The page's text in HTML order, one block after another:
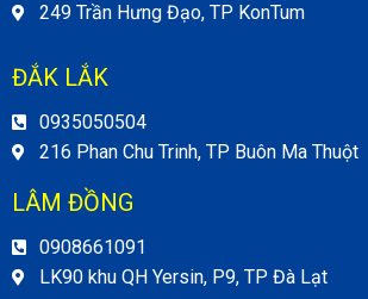
249 Trần Hưng Đạo, TP KonTum
ĐẮK LẮK
0935050504
216 Phan Chu Trinh, TP Buôn Ma Thuột
LÂM ĐỒNG
0908661091
LK90 khu QH Yersin, P9, TP Đà Lạt